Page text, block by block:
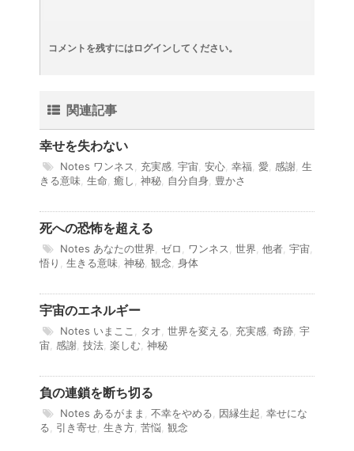
コメントを残すにはログインしてください。
関連記事
幸せを失わない
Notes ワンネス 充実感 宇宙 安心 幸福 愛 感謝 生
きる意味 生命 癒し 神秘 自分自身 豊かさ
死への恐怖を超える
Notes あなたの世界 ゼロ ワンネス 世界 他者 宇宙
悟り
生きる意味 神秘 観念 身体
宇宙のエネルギー
Notes いまここ タオ 世界を変える 充実感 奇跡 宇
宙 感謝 技法 楽しむ 神秘
負の連鎖を断ち切る
Notes あるがまま 不幸をやめる 因縁生起 幸せにな
る
引き寄せ 生き方 苦悩 観念